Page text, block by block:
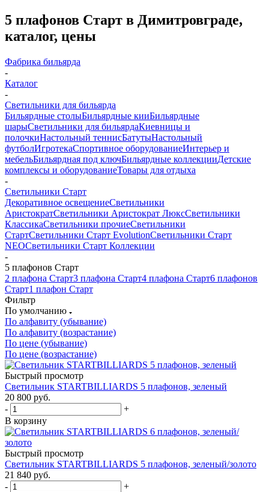
5 плафонов Старт в Димитровграде,
каталог, цены
Фабрика бильярда
-
Каталог
-
Светильники для бильярда
Бильярдные столыБильярдные кииБильярдные
шарыСветильники для бильярдаКиевницы и
полочкиНастольный теннисБатутыНастольный
футболИгротекаСпортивное оборудованиеИнтерьер и
мебельБильярдная под ключБильярдные коллекцииДетские
комплексы и оборудованиеТовары для отдыха
-
Светильники Старт
Декоративное освещениеСветильники
АристократСветильники Аристократ ЛюксСветильники
КлассикаСветильники прочиеСветильники
СтартСветильники Старт EvolutionСветильники Старт
NEOСветильники Старт Коллекции
-
5 плафонов Старт
2 плафона Старт3 плафона Старт4 плафона Старт6 плафонов
Старт1 плафон Старт
Фильтр
По умолчанию
По алфавиту (убывание)
По алфавиту (возрастание)
По цене (убывание)
По цене (возрастание)
Быстрый просмотр
Светильник STARTBILLIARDS 5 плафонов, зеленый
20 800 руб.
-
+
В корзину
Быстрый просмотр
Светильник STARTBILLIARDS 5 плафонов, зеленый/золото
21 840 руб.
-
+